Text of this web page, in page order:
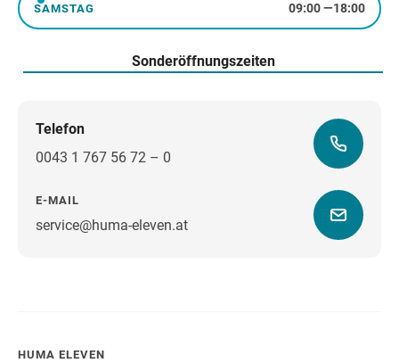
Samstag
SAMSTAG 09:00—18:00
Sonderöffnungszeiten
Telefon
0043 1 767 56 72 – 0
E-MAIL
service@huma-eleven.atWegbeschreibung
HUMA ELEVEN